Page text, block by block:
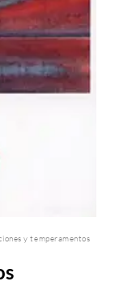
y temperamentos